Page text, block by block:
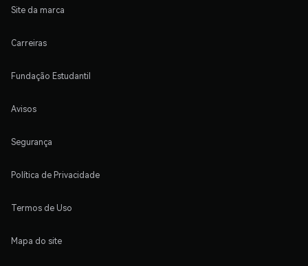
Site da marca
Carreiras
Fundação Estudantil
Avisos
Segurança
Política de Privacidade
Termos de Uso
Mapa do site